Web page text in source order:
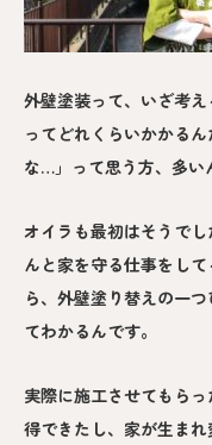
外壁塗装って、いざ考
ってどれくらいかかる
な…」って思う方、多い
オイラも最初はそうで
んと家を守る仕事をし
ら、外壁塗り替えの一
てわかるんです。
実際に施工させてもら
得できたし、家が生ま